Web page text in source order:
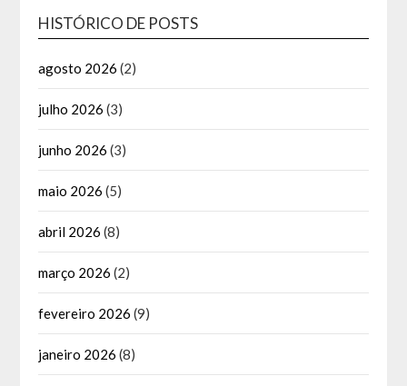
HISTÓRICO DE POSTS
agosto 2026 (2)
julho 2026 (3)
junho 2026 (3)
maio 2026 (5)
abril 2026 (8)
março 2026 (2)
fevereiro 2026 (9)
janeiro 2026 (8)